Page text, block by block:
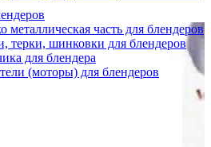
металлическая часть для блендеров
терки, шинковки для блендеров
для блендера
(моторы) для блендеров